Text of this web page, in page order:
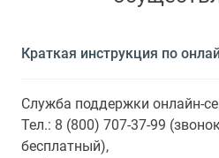
Краткая инструкция по
Служба поддержки онлайн-
Тел.: 8 (800) 707-37-99
бесплатный),